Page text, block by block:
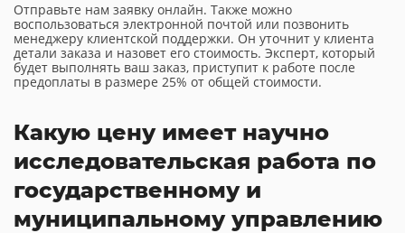
Отправьте нам заявку онлайн. Также можно
воспользоваться электронной почтой или позвонить
менеджеру клиентской поддержки. Он уточнит у клиента
детали заказа и назовет его стоимость. Эксперт, который
будет выполнять ваш заказ, приступит к работе после
предоплаты в размере 25% от общей стоимости.
Какую цену имеет научно
исследовательская работа по
государственному и
муниципальному управлению